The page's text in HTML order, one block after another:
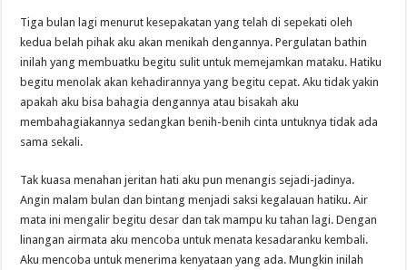
Tiga bulan lagi menurut kesepakatan yang telah di sepekati oleh
kedua belah pihak aku akan menikah dengannya. Pergulatan bathin
inilah yang membuatku begitu sulit untuk memejamkan mataku. Hatiku
begitu menolak akan kehadirannya yang begitu cepat. Aku tidak yakin
apakah aku bisa bahagia dengannya atau bisakah aku
membahagiakannya sedangkan benih-benih cinta untuknya tidak ada
sama sekali.
Tak kuasa menahan jeritan hati aku pun menangis sejadi-jadinya.
Angin malam bulan dan bintang menjadi saksi kegalauan hatiku. Air
mata ini mengalir begitu desar dan tak mampu ku tahan lagi. Dengan
linangan airmata aku mencoba untuk menata kesadaranku kembali.
Aku mencoba untuk menerima kenyataan yang ada. Mungkin inilah